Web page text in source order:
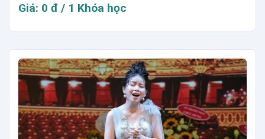
Giá: 0 đ / 1 Khóa học